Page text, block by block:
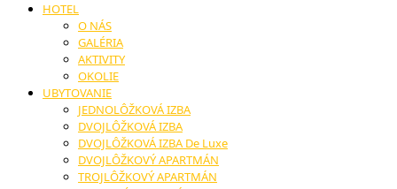
HOTEL
O NÁS
GALÉRIA
AKTIVITY
OKOLIE
UBYTOVANIE
JEDNOLÔŽKOVÁ IZBA
DVOJLÔŽKOVÁ IZBA
DVOJLÔŽKOVÁ IZBA De Luxe
DVOJLÔŽKOVÝ APARTMÁN
TROJLÔŽKOVÝ APARTMÁN